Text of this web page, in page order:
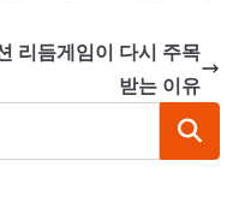
리듬게임이 다시 주목
받는 이유